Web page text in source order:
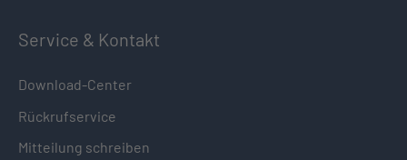
Service & Kontakt
Download-Center
Rückrufservice
Mitteilung schreiben